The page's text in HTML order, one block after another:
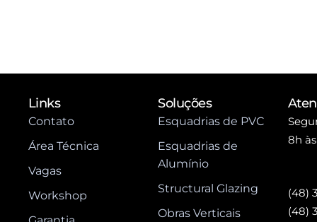
Links
Contato
Área Técnica
Vagas
Workshop
Soluções
Esquadrias de PVC
Esquadrias de
Alumínio
Structural Glazing
Obras Verticais
8h às
(48)
(48)